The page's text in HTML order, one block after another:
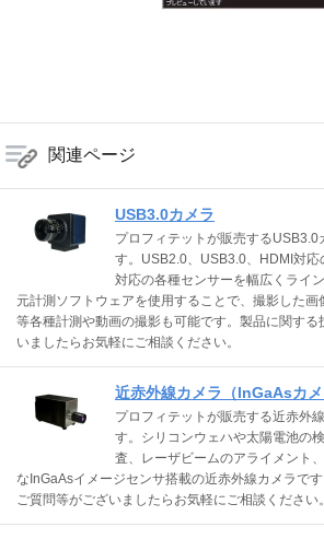
関連ページ
USB3.0カメラ
プロフィテットが販売するUSB3.0
す。USB2.0、USB3.0、HDMI対
対応の各種センサーを幅広くライ
元計測ソフトウェアを使用することで、撮影した
等各種計測や動画の撮影も可能です。製品に関す
いましたらお気軽にご相談ください。
近赤外線カメラ（InGaAsカメ
プロフィテットが販売する近赤外
す。シリコンウェハや太陽電池の
査、レーザビームのアライメント
なInGaAsイメージセンサ搭載の近赤外線カメラで
ご質問等がございましたらお気軽にご相談ください。